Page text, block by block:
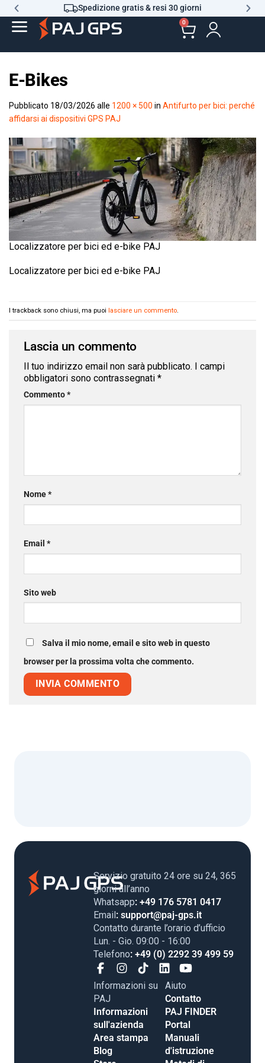
Spedizione gratis & resi 30 giorni
0
E-Bikes
Pubblicato 18/03/2026alle 1200 × 500 inAntifurto per bici: perché
affidarsi ai dispositivi GPS PAJ
Localizzatore per bici ed e-bike PAJ
Localizzatore per bici ed e-bike PAJ
I trackback sono chiusi, ma puoilasciare un commento.
Lascia un commento
Il tuo indirizzo email non sarà pubblicato.
I campi
obbligatori sono contrassegnati *
Commento*
Nome*
Email*
Sito web
Salva il mio nome, email e sito web in questo
browser per la prossima volta che commento.
Servizio gratuito 24 ore su 24, 365
giorni all’anno
Whatsapp: +49 176 5781 0417
Email: support@paj-gps.it
Contatto durante l’orario d’ufficio
Lun. - Gio. 09:00 - 16:00
Telefono: +49 (0) 2292 39 499 59
Informazioni su
PAJ
Informazioni
sull'azienda
Area stampa
Blog
Aiuto
Contatto
PAJ FINDER
Portal
Manuali
d'istruzione